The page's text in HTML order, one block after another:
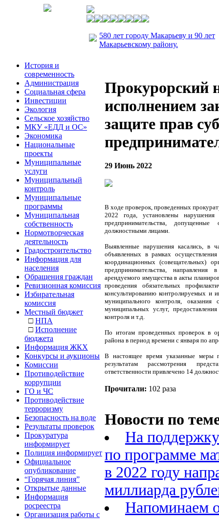
580 лет городу Макарьеву и 90 лет
Макарьевскому району.
История и
современность
Администрация
Социальная сфера
Инвестиции
Экология
Сельское хозяйство
МКУ «ЕДД и ОС»
Экономика
Национальные
проекты
Муниципальные
услуги
Муниципальный
контроль
Муниципальные
программы
Муниципальная
собственность
Нормотворческая
деятельность
Градостроительство
Информация для
населения
Обращения граждан
Ревизионная комиссия
Избирательная
комиссия
Местный бюджет
□ НПА
□ Исполнение
бюджета
Информация ЖКХ
Конкурсы и аукционы
Комиссии
Противодействие
коррупции
ГО и ЧС
Противодействие
терроризму
Безопасность на воде
Результаты проверок
Прокуратура
информирует
Полиция информирует
Официальное
опубликование
“Горячая линия”
Открытые данные
Информация
росреестра
Организация работы с
Прокурорский
исполнением
защите прав
29 Июнь 2022
В ходе проверок, проведенных
2022 года, установлены нарушения
предпринимательства,
должностными лицами.
Выявленные нарушения касались, в
объявленных в рамках
координационных (совещательных)
предпринимательства,
арендуемого имущества в акты
проведения обязательных
консультированию контролируемых и
муниципального контроля, оказания
муниципальных услуг,
контроля и т.д.
По итогам проведенных проверок в
района в период времени с января по
В настоящее время указанные меры
результатам рассмотрения
ответственности привлечено 14
Прочитали: 102 раза
Новости по
На
по программе
в 2022 году
миллиарда
Напоминаем